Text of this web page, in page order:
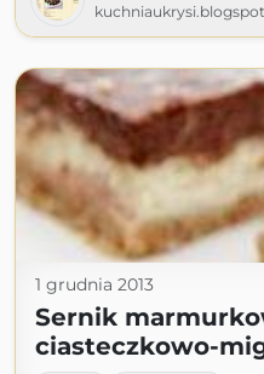
1 grudnia 2013
Sernik
ciasteczkowo-